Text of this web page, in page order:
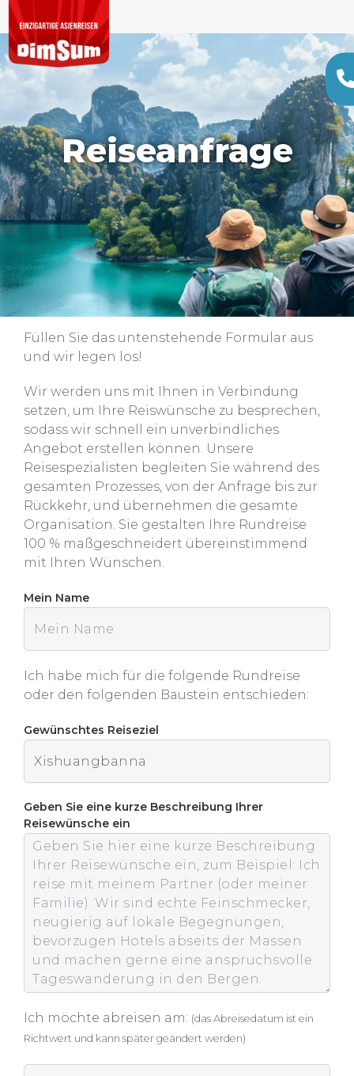
Reiseanfrage
Füllen Sie das untenstehende Formular aus
und wir legen los!
Wir werden uns mit Ihnen in Verbindung
setzen, um Ihre Reiswünsche zu besprechen,
sodass wir schnell ein unverbindliches
Angebot erstellen können. Unsere
Reisespezialisten begleiten Sie während des
gesamten Prozesses, von der Anfrage bis zur
Rückkehr, und übernehmen die gesamte
Organisation. Sie gestalten Ihre Rundreise
100 % maßgeschneidert übereinstimmend
mit Ihren Wünschen.
Mein Name
Ich habe mich für die folgende Rundreise
oder den folgenden Baustein entschieden:
Gewünschtes Reiseziel
Geben Sie eine kurze Beschreibung Ihrer
Reisewünsche ein
Ich möchte abreisen am: (das Abreisedatum ist ein
Richtwert und kann später geändert werden)